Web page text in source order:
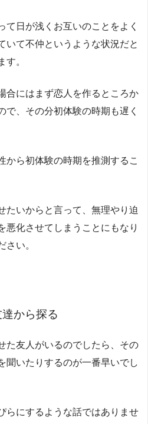
て日が浅くお互いのことをよく
いて不仲というような状況だと
す。
合にはまず恋人を作るところか
で、その分初体験の時期も遅く
から初体験の時期を推測するこ
たいからと言って、無理やり迫
悪化させてしまうことにもなり
さい。
から探る
た友人がいるのでしたら、その
聞いたりするのが一番早いでし
らにするような話ではありませ